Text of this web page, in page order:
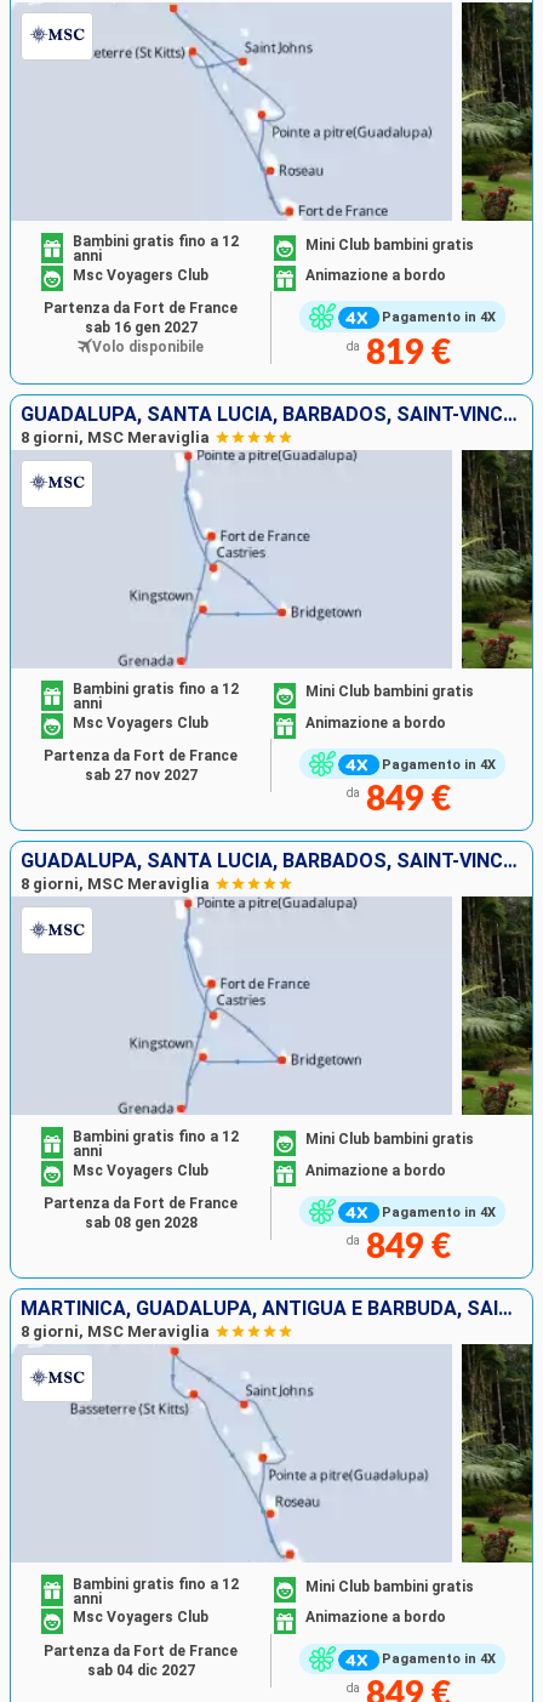
Pagamento in 4X
Bambini gratis fino a 12
anni
Mini Club bambini gratis
Msc Voyagers Club
Animazione a bordo
da 819 €
Partenza da Fort de France
sab 16 gen 2027
Volo disponibile
GUADALUPA, SANTA LUCIA, BARBADOS, SAINT-VINCENT E LE GRENADINE, GRENADA, MARTINICA
8 giorni, MSC Meraviglia
Pagamento in 4X
Bambini gratis fino a 12
anni
Mini Club bambini gratis
Msc Voyagers Club
Animazione a bordo
da 849 €
Partenza da Fort de France
sab 27 nov 2027
GUADALUPA, SANTA LUCIA, BARBADOS, SAINT-VINCENT E LE GRENADINE, GRENADA, MARTINICA
8 giorni, MSC Meraviglia
Pagamento in 4X
Bambini gratis fino a 12
anni
Mini Club bambini gratis
Msc Voyagers Club
Animazione a bordo
da 849 €
Partenza da Fort de France
sab 08 gen 2028
MARTINICA, GUADALUPA, ANTIGUA E BARBUDA, SAINT MARTIN, SAN CRISTOFORO E NEVIS, DOMINICA
8 giorni, MSC Meraviglia
Pagamento in 4X
Bambini gratis fino a 12
anni
Mini Club bambini gratis
Msc Voyagers Club
Animazione a bordo
da 849 €
Partenza da Fort de France
sab 04 dic 2027